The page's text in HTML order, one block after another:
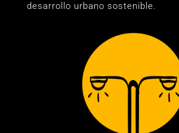
desarrollo urbano sostenible.